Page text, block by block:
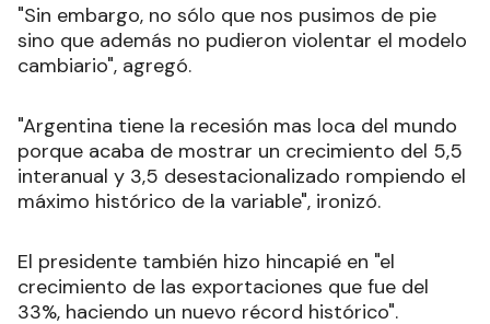
"Sin embargo, no sólo que nos pusimos de pie
sino que además no pudieron violentar el modelo
cambiario", agregó.
"Argentina tiene la recesión mas loca del mundo
porque acaba de mostrar un crecimiento del 5,5
interanual y 3,5 desestacionalizado rompiendo el
máximo histórico de la variable", ironizó.
El presidente también hizo hincapié en "el
crecimiento de las exportaciones que fue del
33%, haciendo un nuevo récord histórico".